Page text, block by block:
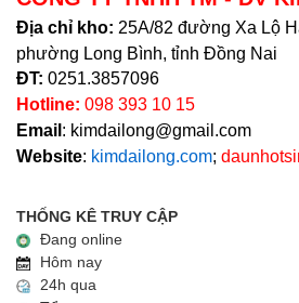
Địa chỉ kho: 25A/82 đường Xa Lộ
phường Long Bình, tỉnh Đồng Nai
ĐT: 0251.3857096
Hotline: 098 393 10 15
Email : kimdailong@gmail.com
Website: kimdailong.com;
THỐNG KÊ TRUY CẬP
Đang online
Hôm nay
24h qua